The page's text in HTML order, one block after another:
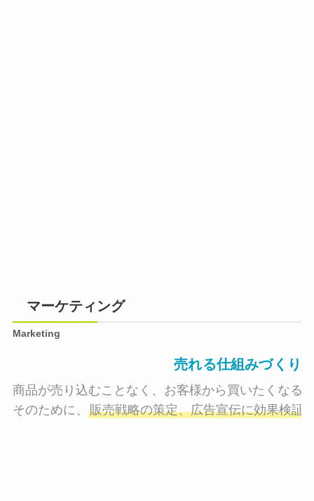
マーケティング
Marketing
売れる仕組みづくり
商品が売り込むことなく、お客様から買いたくなる
そのために、 販売戦略の策定、広告宣伝に効果検証